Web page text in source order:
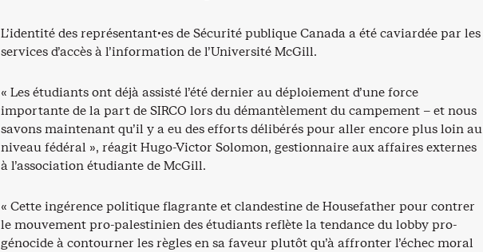
L’identité des représentant·es de Sécurité publique Canada a été caviardée par les
services d’accès à l’information de l’Université McGill.
« Les étudiants ont déjà assisté l’été dernier au déploiement d’une force
importante de la part de SIRCO lors du démantèlement du campement – et nous
savons maintenant qu’il y a eu des efforts délibérés pour aller encore plus loin au
niveau fédéral », réagit Hugo-Victor Solomon, gestionnaire aux affaires externes
à l’association étudiante de McGill.
« Cette ingérence politique flagrante et clandestine de Housefather pour contrer
le mouvement pro-palestinien des étudiants reflète la tendance du lobby pro-
génocide à contourner les règles en sa faveur plutôt qu’à affronter l’échec moral